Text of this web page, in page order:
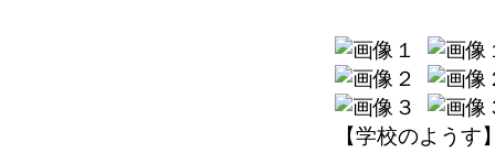
【学校のようす